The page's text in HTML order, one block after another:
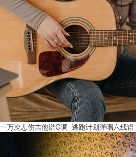
一万次悲伤吉他谱G调_逃跑计划弹唱六线